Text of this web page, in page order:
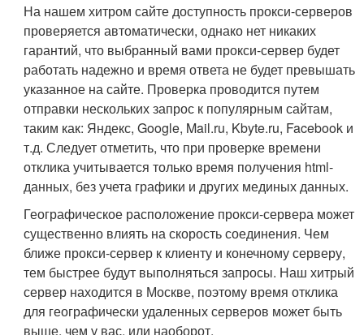
На нашем хитром сайте доступность прокси-серверов
проверяется автоматически, однако нет никаких
гарантий, что выбранный вами прокси-сервер будет
работать надежно и время ответа не будет превышать
указанное на сайте. Проверка проводится путем
отправки нескольких запрос к популярным сайтам,
таким как: Яндекс, Google, Mail.ru, Kbyte.ru, Facebook и
т.д. Следует отметить, что при проверке времени
отклика учитывается только время получения html-
данных, без учета графики и других мединых данных.
Географическое расположение прокси-сервера может
существенно влиять на скорость соединения. Чем
ближе прокси-сервер к клиенту и конечному серверу,
тем быстрее будут выполняться запросы. Наш хитрый
сервер находится в Москве, поэтому время отклика
для географически удаленных серверов может быть
выше, чем у вас, или наоборот.